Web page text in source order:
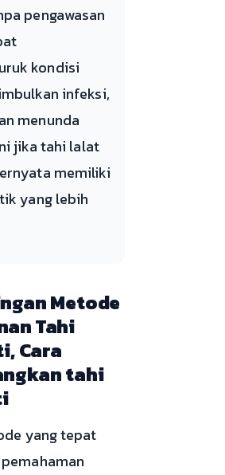
pengawasan
kondisi
infeksi,
menunda
jika tahi lalat
memiliki
yang lebih
Metode
Tahi
Cara
tahi
yang tepat